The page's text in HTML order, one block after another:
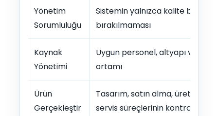
Yönetim
Sorumluluğu
Sistemin yalnızca kalite birimine
bırakılmaması
Kaynak
Yönetimi
Uygun personel, altyapı ve
ortamı
Ürün
Gerçekleştir
Tasarım, satın alma, üretim ve
servis süreçlerinin kontrolü